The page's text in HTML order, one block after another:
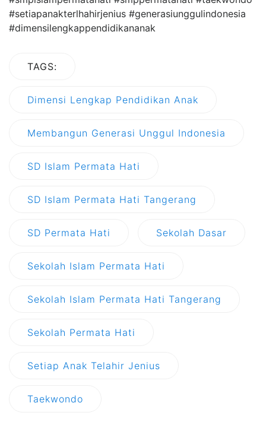
#setiapanakterlhahirjenius #generasiunggulindonesia
#dimensilengkappendidikananak
TAGS:
Dimensi Lengkap Pendidikan Anak
Membangun Generasi Unggul Indonesia
SD Islam Permata Hati
SD Islam Permata Hati Tangerang
SD Permata Hati Sekolah Dasar
Sekolah Islam Permata Hati
Sekolah Islam Permata Hati Tangerang
Sekolah Permata Hati
Setiap Anak Telahir Jenius
Taekwondo